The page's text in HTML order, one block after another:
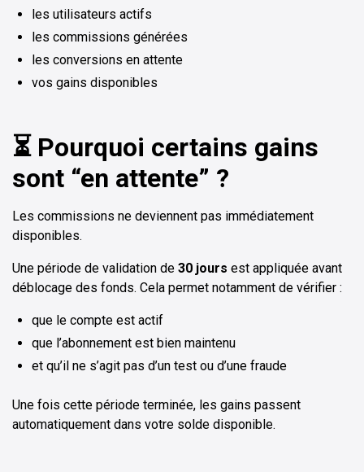
les utilisateurs actifs
les commissions générées
les conversions en attente
vos gains disponibles
⏳ Pourquoi certains gains
sont “en attente” ?
Les commissions ne deviennent pas immédiatement
disponibles.
Une période de validation de 30 jours est appliquée avant
déblocage des fonds. Cela permet notamment de vérifier :
que le compte est actif
que l’abonnement est bien maintenu
et qu’il ne s’agit pas d’un test ou d’une fraude
Une fois cette période terminée, les gains passent
automatiquement dans votre solde disponible.